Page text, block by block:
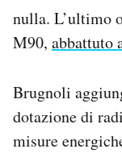
nulla. L’ultimo
M90, abbattuto
Brugnoli
dotazione di
misure